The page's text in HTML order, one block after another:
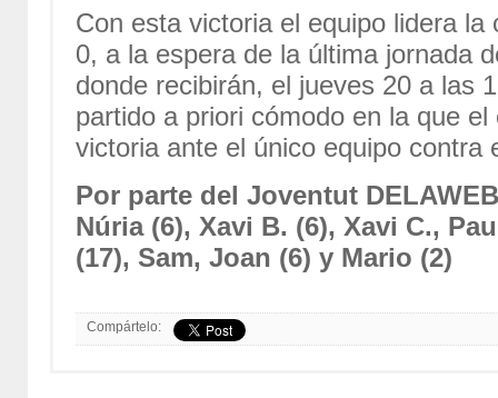
Con esta victoria el equipo lidera
0, a la espera de la última jornada
donde recibirán, el jueves 20 a las
partido a priori cómodo en la que
victoria ante el único equipo contra
Por parte del Joventut
Núria (6), Xavi B. (6), Xavi C.,
(17), Sam, Joan (6) y Mario (2)
Compártelo: